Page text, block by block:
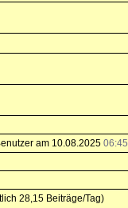
am 10.08.2025 06:45
28,15 Beiträge/Tag)